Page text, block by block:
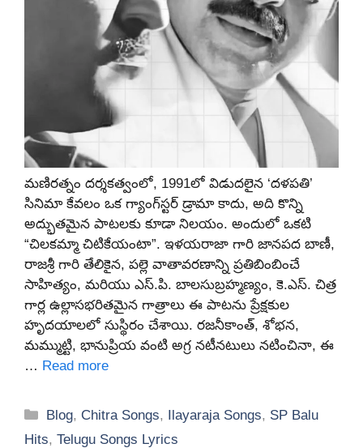
మణిరత్నం దర్శకత్వంలో, 1991లో విడుదలైన ‘దళపతి’
సినిమా కేవలం ఒక గ్యాంగ్‌స్టర్ డ్రామా కాదు, అది కొన్ని
అద్భుతమైన పాటలకు కూడా నిలయం. అందులో ఒకటి
“చిలకమ్మా చిటికేయంటా”. ఇళయరాజా గారి జానపద బాణీ,
రాజశ్రీ గారి తేలికైన, పల్లె వాతావరణాన్ని ప్రతిబింబించే
సాహిత్యం, మరియు ఎస్.పి. బాలసుబ్రహ్మణ్యం, కె.ఎస్. చిత్ర
గార్ల ఉల్లాసభరితమైన గాత్రాలు ఈ పాటను ప్రేక్షకుల
హృదయాలలో సుస్థిరం చేశాయి. రజనీకాంత్, శోభన,
మమ్ముట్టి, భానుప్రియ వంటి అగ్ర నటీనటులు నటించినా, ఈ
… Read more
Categories
Blog, Chitra Songs, Ilayaraja Songs, SP Balu
Hits, Telugu Songs Lyrics